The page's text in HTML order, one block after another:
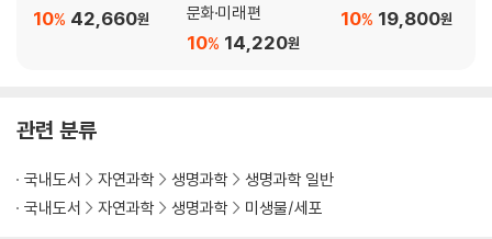
42,660원
10%
문화·미래 편
14,220원
10%
19,800원
10%
관련 분류
국내도서 자연과학 생명과학
생명과학 일반
국내도서
자연과학 생명과학 미생물/세포